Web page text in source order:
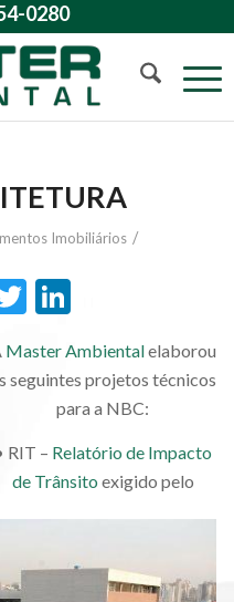
0280
Imobiliários /
Twitter
Master Ambientalelaborou
seguintes projetos técnicos
para a NBC:
RIT – Relatório de Impacto
de Trânsito exigido pelo